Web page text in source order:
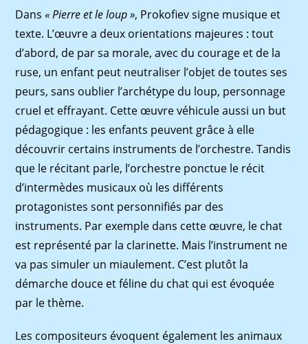
Dans« Pierre etle loup », Prokoﬁev signe musique et
texte. L’œuvre a deux orientations majeures : tout
d’abord, de par sa morale, avec du courage et de la
ruse, un enfant peut neutraliser l’objet de toutes ses
peurs, sans oublier l’archétype du loup, personnage
cruel et effrayant. Cette œuvre véhicule aussi un but
pédagogique : les enfants peuvent grâce à elle
découvrir certains instruments de l’orchestre. Tandis
que le récitant parle, l’orchestre ponctue le récit
d’intermèdes musicaux où les différents
protagonistes sont personniﬁés par des
instruments. Par exemple dans cette œuvre, le chat
est représenté par la clarinette. Mais l’instrument ne
va pas simuler un miaulement. C’est plutôt la
démarche douce et féline du chat qui est évoquée
par le thème.
Les compositeurs évoquent également les animaux